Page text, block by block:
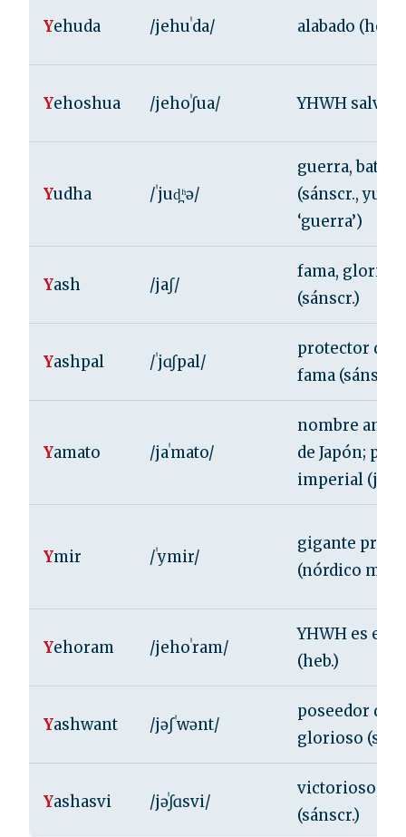
Yehuda /jehuˈda/ alabado (heb.)
Yehoshua /jehoˈʃua/ YHWH salva
Yudha /ˈjud̪ʱə/
guerra, batalla
(sánscr.,
‘guerra’)
Yash /jaʃ/
fama, gloria
(sánscr.)
Yashpal /ˈjɑʃpal/
protector de
fama (sánscr.)
Yamato /jaˈmato/
nombre
de Japón;
imperial (jpn.)
Ymir /ˈymir/
gigante
(nórdico mit.)
Yehoram /jehoˈram/
YHWH es
(heb.)
Yashwant /jəʃˈwənt/
poseedor de
glorioso
Yashasvi /jəˈʃɑsvi/
victorioso,
(sánscr.)